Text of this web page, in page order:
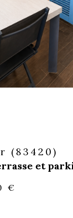
(83420)
et
€